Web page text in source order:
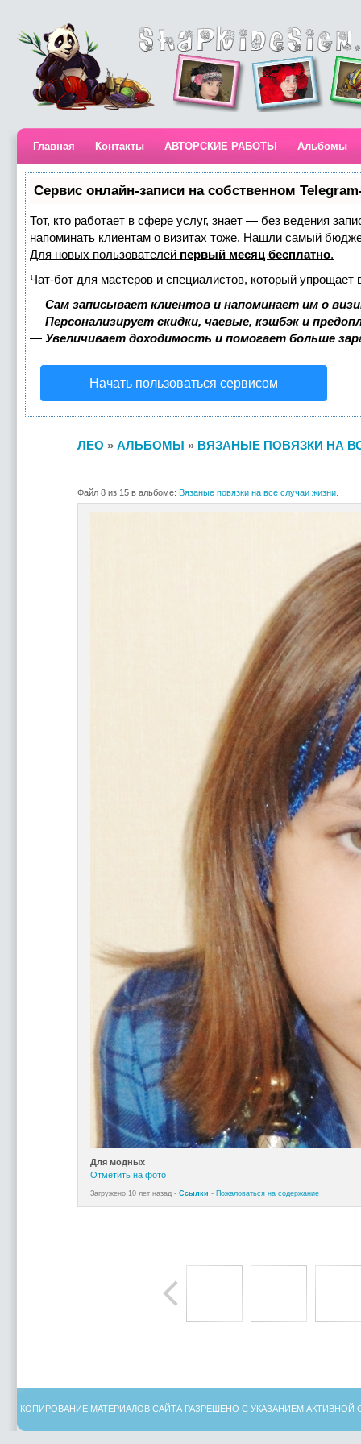
Главная Контакты АВТОРСКИЕ РАБОТЫ Альбомы
Сервис онлайн-записи на собственном
Тот, кто работает в сфере услуг, знает — без ведения
напоминать клиентам о визитах тоже. Нашли самый
Для новых пользователей первый месяц бесплатно.
Чат-бот для мастеров и специалистов, который упрощает
— Сам записывает клиентов и напоминает им о
— Персонализирует скидки, чаевые, кэшбэк и
— Увеличивает доходимость и помогает больше
Начать пользоваться сервисом
ЛЕО » АЛЬБОМЫ » ВЯЗАНЫЕ ПОВЯЗКИ НА
Файл 8 из 15 в альбоме: Вязаные повязки на все случаи жизни.
Для модных
Отметить на фото
Загружено 10 лет назад - Ссылки - Пожаловаться на содержание
КОПИРОВАНИЕ МАТЕРИАЛОВ САЙТА РАЗРЕШЕНО С УКАЗАНИЕМ АКТИВНОЙ